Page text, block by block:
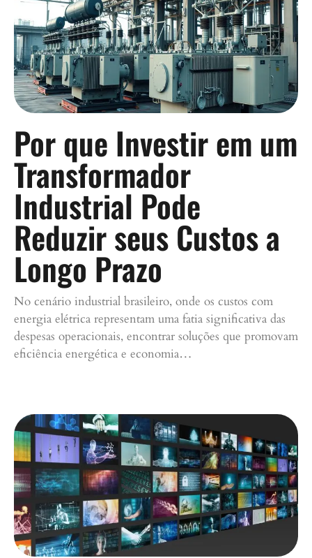
Por que Investir em um
Transformador
Industrial Pode
Reduzir seus Custos a
Longo Prazo
No cenário industrial brasileiro, onde os custos com
energia elétrica representam uma fatia significativa das
despesas operacionais, encontrar soluções que promovam
eficiência energética e economia…